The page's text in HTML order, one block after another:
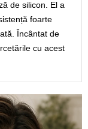
de silicon. El a
foarte
Încântat de
cu acest